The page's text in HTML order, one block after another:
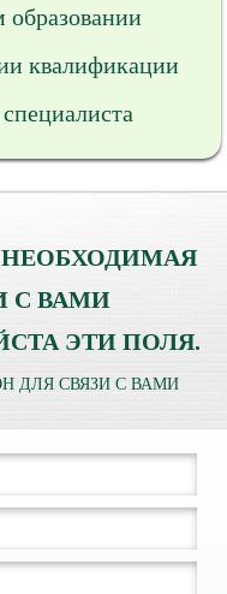
квалификации
С ВАМИ
ЭТИ ПОЛЯ.
ДЛЯ СВЯЗИ С ВАМИ